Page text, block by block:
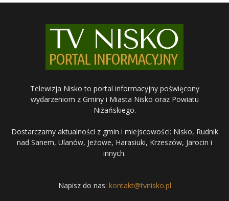
Telewizja Nisko to portal informacyjny poświęcony
wydarzeniom z Gminy i Miasta Nisko oraz Powiatu
Niżańskiego.
Dostarczamy aktualności z gmin i miejscowości: Nisko, Rudnik
nad Sanem, Ulanów, Jeżowe, Harasiuki, Krzeszów, Jarocin i
innych.
Napisz do nas: kontakt@tvnisko.pl